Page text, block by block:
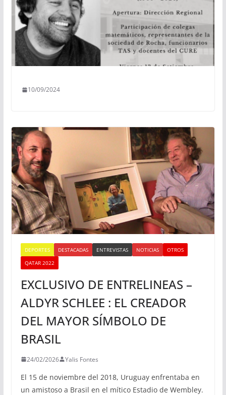
10/09/2024
DEPORTES DESTACADAS ENTREVISTAS NOTICIAS
OTROS
QATAR 2022
EXCLUSIVO DE ENTRELINEAS –
ALDYR SCHLEE : EL CREADOR
DEL MAYOR SÍMBOLO DE
BRASIL
24/02/2026 Yalis Fontes
El 15 de noviembre del 2018, Uruguay enfrentaba en
un amistoso a Brasil en el mítico Estadio de Wembley.